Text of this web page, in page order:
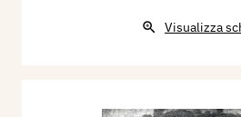
Visualizza